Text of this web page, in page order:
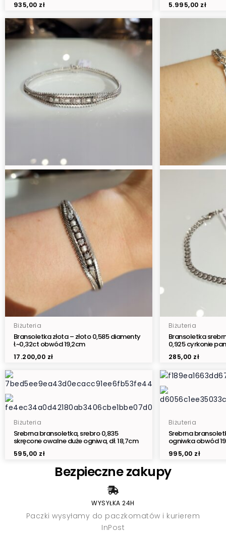
935,00 zł 5.995,00 zł
Biżuteria
Bransoletka złota – złoto 0,585 diamenty
ł.~0,32ct obwód 19,2cm
17.200,00 zł
Biżuteria
Bransoletka
0,925 cyrkonie
285,00 zł
Biżuteria
Srebrna bransoletka, srebro 0,835
skręcone owalne duże ogniwa, dł. 18,7cm
595,00 zł
Biżuteria
Srebrna
ogniwka obwód
995,00 zł
Bezpieczne zakupy
WYSYŁKA 24H
Paczki wysyłamy do paczkomatów i kurierem
InPost